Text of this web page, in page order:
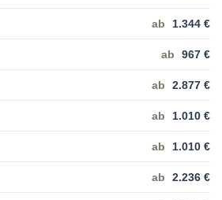
ab 1.344 €
ab 967 €
ab 2.877 €
ab 1.010 €
ab 1.010 €
ab 2.236 €